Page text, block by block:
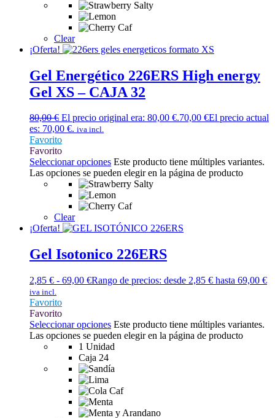
Clear
¡Oferta!
Gel Energético 226ERS High energy
Gel XS – CAJA 32
80,00€ El precio original era: 80,00 €.70,00 €El precio actual
es: 70,00 €. iva incl.
Favorito
Favorito
Seleccionar opciones Este producto tiene múltiples variantes.
Las opciones se pueden elegir en la página de producto
Clear
¡Oferta!
Gel Isotonico 226ERS
2,85 € - 69,00 €Rango de precios: desde 2,85 € hasta 69,00 €
iva incl.
Favorito
Favorito
Seleccionar opciones Este producto tiene múltiples variantes.
Las opciones se pueden elegir en la página de producto
1 Unidad
Caja 24